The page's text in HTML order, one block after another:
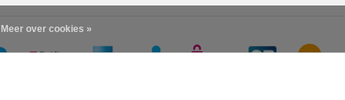
Meer over cookies »